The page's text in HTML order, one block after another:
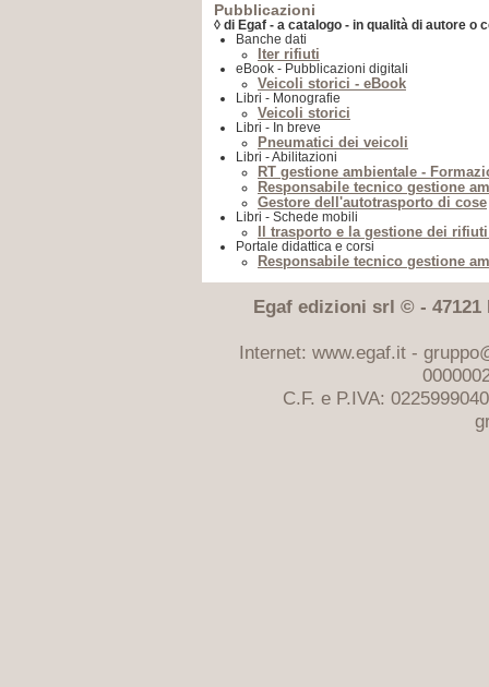
Pubblicazioni
◊ di Egaf - a catalogo - in qualità di autore o
Banche dati
Iter rifiuti
eBook - Pubblicazioni digitali
Veicoli storici - eBook
Libri - Monografie
Veicoli storici
Libri - In breve
Pneumatici dei veicoli
Libri - Abilitazioni
RT gestione ambientale -
Responsabile tecnico gestione
Gestore dell'autotrasporto di cose
Libri - Schede mobili
Il trasporto e la gestione dei
Portale didattica e corsi
Responsabile tecnico gestione
Egaf edizioni srl © - 47121
Internet: www.egaf.it -
C.F. e P.IVA: